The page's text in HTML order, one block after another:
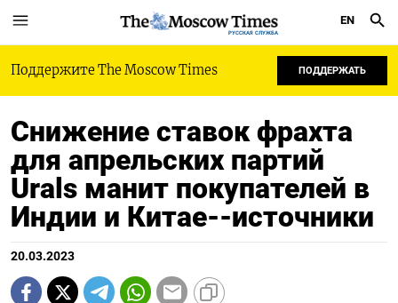
РУССКАЯ СЛУЖБА
EN
Поддержите The Moscow Times ПОДДЕРЖАТЬ
Снижение ставок фрахта
для апрельских партий
Urals манит покупателей в
Индии и Китае--источники
20.03.2023